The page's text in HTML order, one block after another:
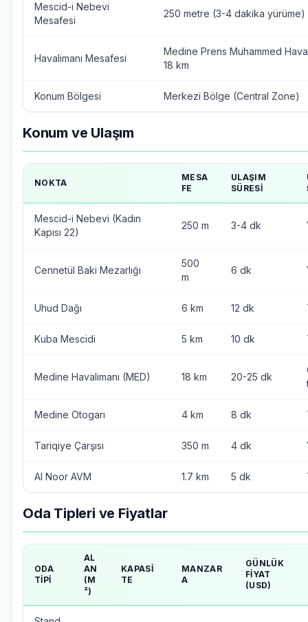
Mescid-i Nebevi
Mesafesi
250 metre (3-4 dakika yürüme)
Havalimanı Mesafesi
Medine Prens Muhammed
18 km
Konum Bölgesi Merkezi Bölge (Central Zone)
Konum ve Ulaşım
NOKTA
MESA
FE
ULAŞIM
SÜRESI
Mescid-i Nebevi (Kadın
Kapısı 22)
250 m 3-4 dk
Cennetül Baki Mezarlığı
500
m
6 dk
Uhud Dağı 6 km 12 dk
Kuba Mescidi 5 km 10 dk
Medine Havalimanı (MED) 18 km 20-25 dk
Medine Otogarı 4 km 8 dk
Tariqiye Çarşısı 350 m 4 dk
Al Noor AVM 1.7 km 5 dk
Oda Tipleri ve Fiyatlar
ODA
TIPI
AL
AN
(M
²)
KAPASI
TE
MANZAR
A
GÜNLÜK
FIYAT
(USD)